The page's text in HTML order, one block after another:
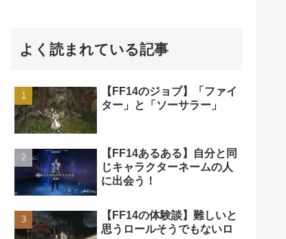
よく読まれている記事
【FF14のジョブ】「ファイ
ター」と「ソーサラー」
【FF14あるある】自分と同
じキャラクターネームの人
に出会う！
【FF14の体験談】難しいと
思うロールそうでもないロ